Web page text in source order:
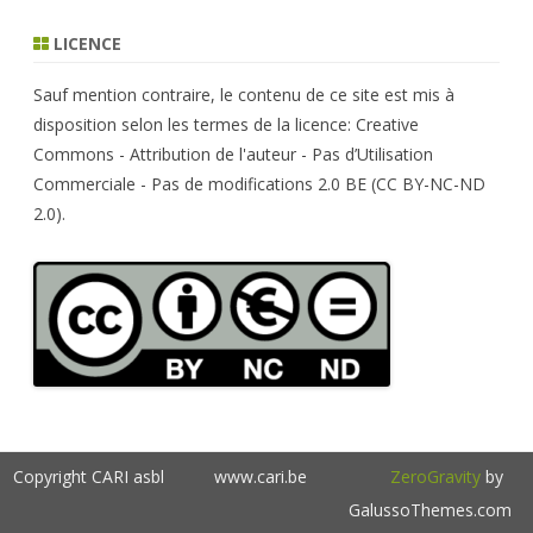
r
h
LICENCE
Sauf mention contraire, le contenu de ce site est mis à
disposition selon les termes de la licence: Creative
Commons - Attribution de l'auteur - Pas d’Utilisation
Commerciale - Pas de modifications 2.0 BE (CC BY-NC-ND
2.0).
Copyright CARI asbl www.cari.be ZeroGravityby
GalussoThemes.com